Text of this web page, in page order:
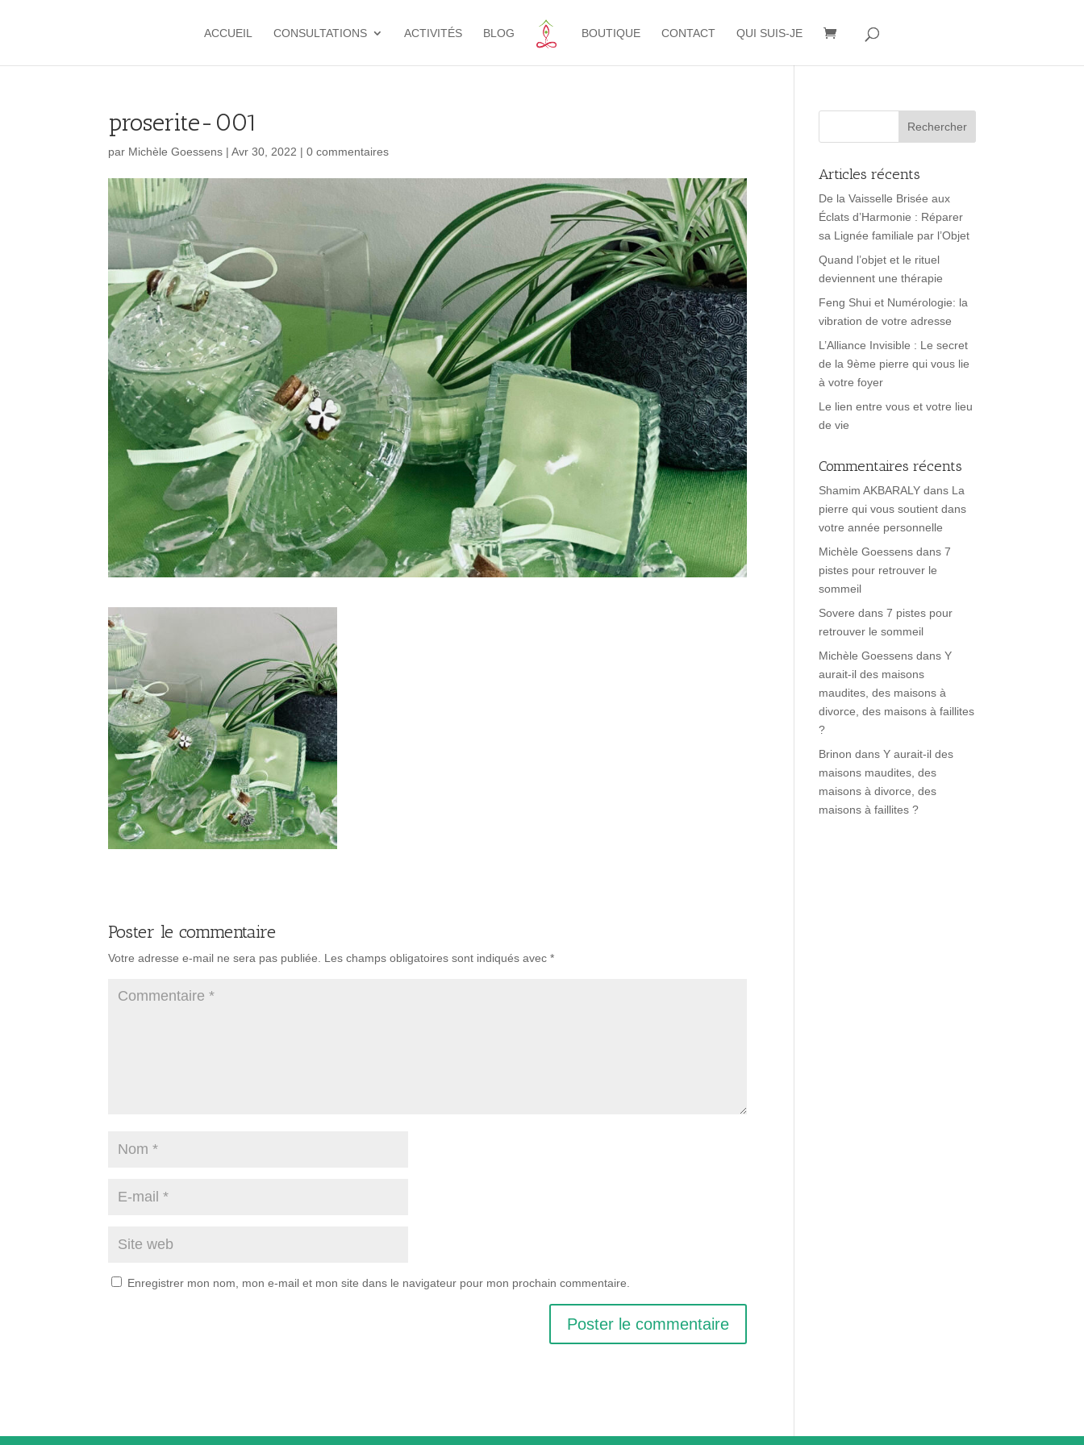
ACCUEIL CONSULTATIONS ACTIVITÉS BLOG BOUTIQUE CONTACT QUI SUIS-JE
proserite-001
par Michèle Goessens |Avr 30, 2022 |0 commentaires
Poster le commentaire
Votre adresse e-mail ne sera pas publiée. Les champs obligatoires sont indiqués avec*
Enregistrer mon nom, mon e-mail et mon site dans le navigateur pour mon prochain commentaire.
Articles récents
De la Vaisselle Brisée aux
Éclats d’Harmonie : Réparer
sa Lignée familiale par l’Objet
Quand l’objet et le rituel
deviennent une thérapie
Feng Shui et Numérologie: la
vibration de votre adresse
L’Alliance Invisible : Le secret
de la 9ème pierre qui vous lie
à votre foyer
Le lien entre vous et votre lieu
de vie
Commentaires récents
Shamim AKBARALY dans La
pierre qui vous soutient dans
votre année personnelle
Michèle Goessens dans7
pistes pour retrouver le
sommeil
Sovere dans7 pistes pour
retrouver le sommeil
Michèle Goessens dansY
aurait-il des maisons
maudites, des maisons à
divorce, des maisons à faillites
?
Brinon dansY aurait-il des
maisons maudites, des
maisons à divorce, des
maisons à faillites ?